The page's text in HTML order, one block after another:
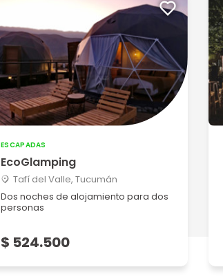
ESCAPADAS
EcoGlamping
Tafí del Valle, Tucumán
Dos noches de alojamiento para dos
personas
$ 524.500